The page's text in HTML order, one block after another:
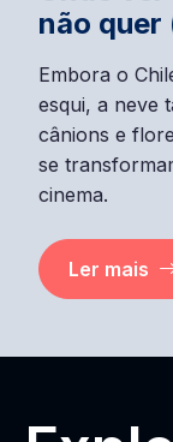
não quer
Embora o
esqui, a neve
cânions e
se
cinema.
Ler mais